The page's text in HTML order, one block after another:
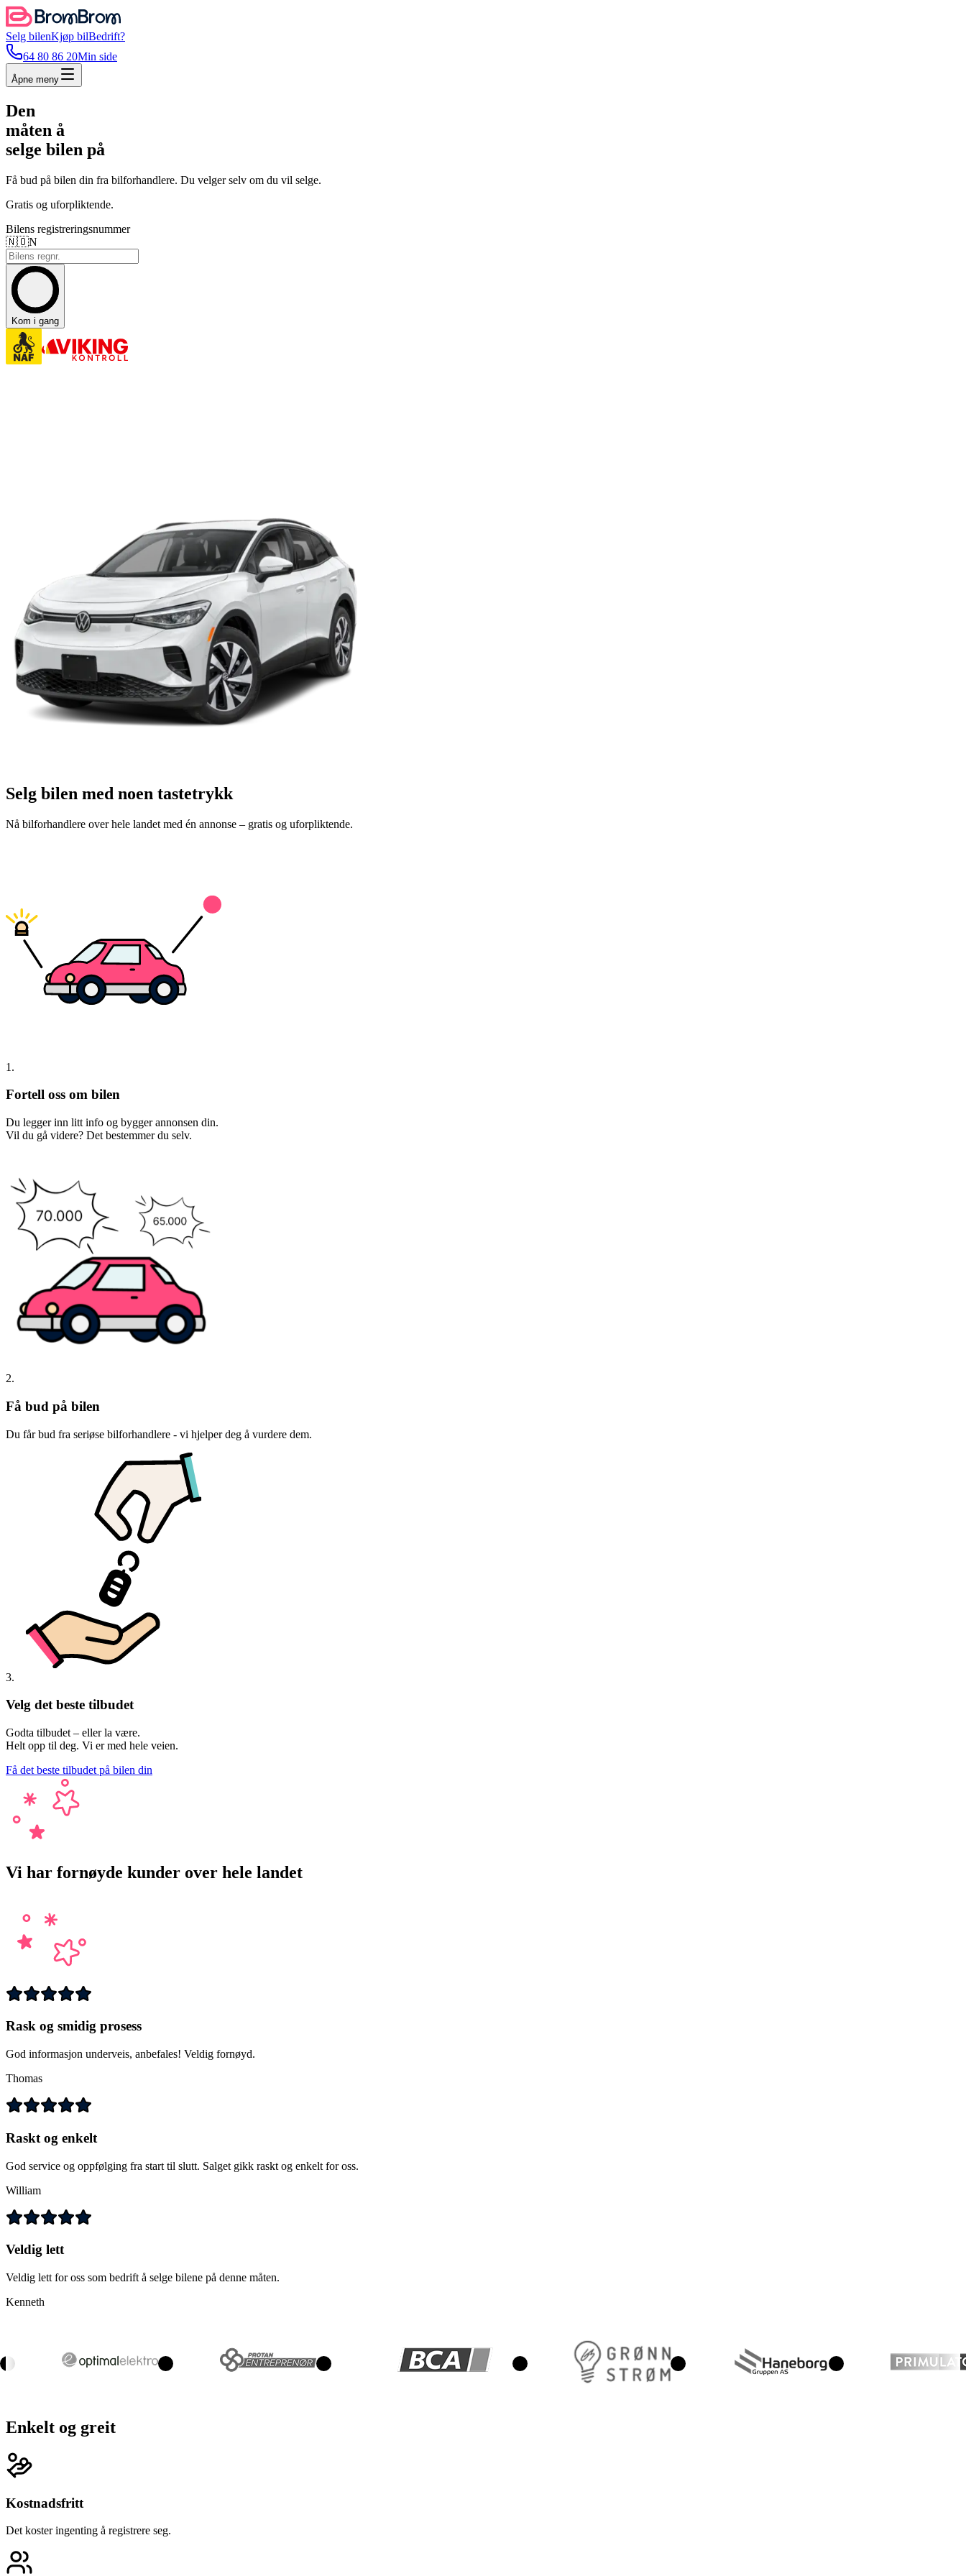
Selg bilenKjøp bilBedrift?
64 80 86 20Min side
Åpne meny
Den
måten å
selge bilen på
Få bud på bilen din fra bilforhandlere. Du velger selv om du vil selge.
Gratis og uforpliktende.
Bilens registreringsnummer
🇳🇴N
Kom i gang
Selg bilen med noen tastetrykk
Nå bilforhandlere over hele landet med én annonse – gratis og uforpliktende.
1.
Fortell oss om bilen
Du legger inn litt info og bygger annonsen din.
Vil du gå videre? Det bestemmer du selv.
2.
Få bud på bilen
Du får bud fra seriøse bilforhandlere - vi hjelper deg å vurdere dem.
3.
Velg det beste tilbudet
Godta tilbudet – eller la være.
Helt opp til deg. Vi er med hele veien.
Få det beste tilbudet på bilen din
Vi har fornøyde kunder over hele landet
Rask og smidig prosess
God informasjon underveis, anbefales! Veldig fornøyd.
Thomas
Raskt og enkelt
God service og oppfølging fra start til slutt. Salget gikk raskt og enkelt for oss.
William
Veldig lett
Veldig lett for oss som bedrift å selge bilene på denne måten.
Kenneth
Enkelt og greit
Kostnadsfritt
Det koster ingenting å registrere seg.